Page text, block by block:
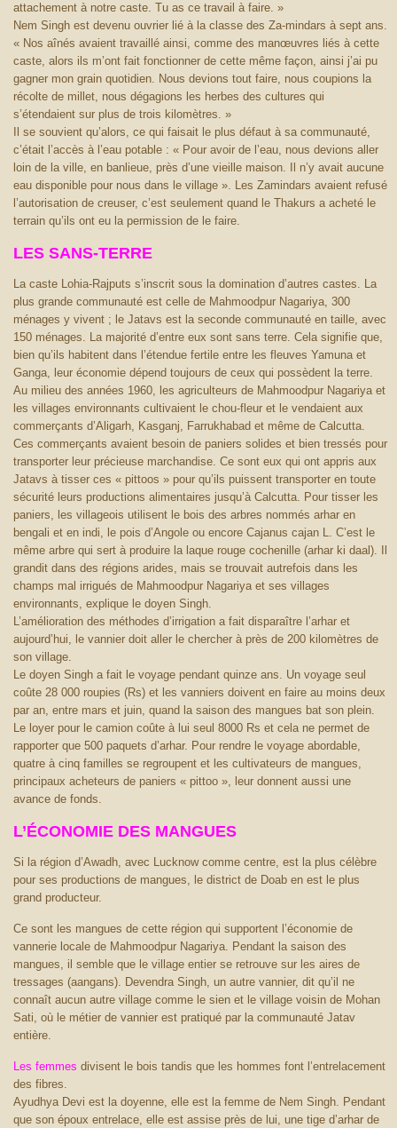
attachement à notre caste. Tu as ce travail à faire. »
Nem Singh est devenu ouvrier lié à la classe des Za-mindars à sept ans.
« Nos aînés avaient travaillé ainsi, comme des manœuvres liés à cette
caste, alors ils m’ont fait fonctionner de cette même façon, ainsi j’ai pu
gagner mon grain quotidien. Nous devions tout faire, nous coupions la
récolte de millet, nous dégagions les herbes des cultures qui
s’étendaient sur plus de trois kilomètres. »
Il se souvient qu’alors, ce qui faisait le plus défaut à sa communauté,
c’était l’accès à l’eau potable : « Pour avoir de l’eau, nous devions aller
loin de la ville, en banlieue, près d’une vieille maison. Il n’y avait aucune
eau disponible pour nous dans le village ». Les Zamindars avaient refusé
l’autorisation de creuser, c’est seulement quand le Thakurs a acheté le
terrain qu’ils ont eu la permission de le faire.
LES SANS-TERRE
La caste Lohia-Rajputs s’inscrit sous la domination d’autres castes. La
plus grande communauté est celle de Mahmoodpur Nagariya, 300
ménages y vivent ; le Jatavs est la seconde communauté en taille, avec
150 ménages. La majorité d’entre eux sont sans terre. Cela signifie que,
bien qu’ils habitent dans l’étendue fertile entre les fleuves Yamuna et
Ganga, leur économie dépend toujours de ceux qui possèdent la terre.
Au milieu des années 1960, les agriculteurs de Mahmoodpur Nagariya et
les villages environnants cultivaient le chou-fleur et le vendaient aux
commerçants d’Aligarh, Kasganj, Farrukhabad et même de Calcutta.
Ces commerçants avaient besoin de paniers solides et bien tressés pour
transporter leur précieuse marchandise. Ce sont eux qui ont appris aux
Jatavs à tisser ces « pittoos » pour qu’ils puissent transporter en toute
sécurité leurs productions alimentaires jusqu’à Calcutta. Pour tisser les
paniers, les villageois utilisent le bois des arbres nommés arhar en
bengali et en indi, le pois d’Angole ou encore Cajanus cajan L. C’est le
même arbre qui sert à produire la laque rouge cochenille (arhar ki daal). Il
grandit dans des régions arides, mais se trouvait autrefois dans les
champs mal irrigués de Mahmoodpur Nagariya et ses villages
environnants, explique le doyen Singh.
L’amélioration des méthodes d’irrigation a fait disparaître l’arhar et
aujourd’hui, le vannier doit aller le chercher à près de 200 kilomètres de
son village.
Le doyen Singh a fait le voyage pendant quinze ans. Un voyage seul
coûte 28 000 roupies (Rs) et les vanniers doivent en faire au moins deux
par an, entre mars et juin, quand la saison des mangues bat son plein.
Le loyer pour le camion coûte à lui seul 8000 Rs et cela ne permet de
rapporter que 500 paquets d’arhar. Pour rendre le voyage abordable,
quatre à cinq familles se regroupent et les cultivateurs de mangues,
principaux acheteurs de paniers « pittoo », leur donnent aussi une
avance de fonds.
L’ÉCONOMIE DES MANGUES
Si la région d’Awadh, avec Lucknow comme centre, est la plus célèbre
pour ses productions de mangues, le district de Doab en est le plus
grand producteur.
Ce sont les mangues de cette région qui supportent l’économie de
vannerie locale de Mahmoodpur Nagariya. Pendant la saison des
mangues, il semble que le village entier se retrouve sur les aires de
tressages (aangans). Devendra Singh, un autre vannier, dit qu’il ne
connaît aucun autre village comme le sien et le village voisin de Mohan
Sati, où le métier de vannier est pratiqué par la communauté Jatav
entière.
Les femmes divisent le bois tandis que les hommes font l’entrelacement
des fibres.
Ayudhya Devi est la doyenne, elle est la femme de Nem Singh. Pendant
que son époux entrelace, elle est assise près de lui, une tige d’arhar de